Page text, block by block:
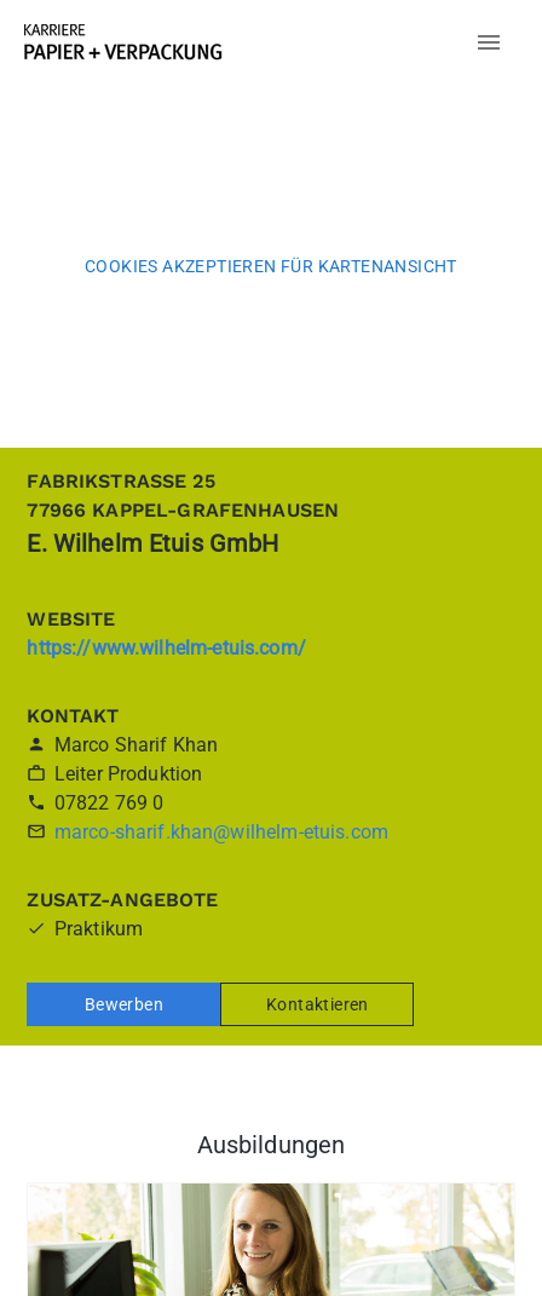
COOKIES AKZEPTIEREN FÜR KARTENANSICHT
FABRIKSTRASSE 25
77966 KAPPEL-GRAFENHAUSEN
E. Wilhelm Etuis GmbH
WEBSITE
https://www.wilhelm-etuis.com/
KONTAKT
Marco Sharif Khan
Leiter Produktion
07822 769 0
marco-sharif.khan@wilhelm-etuis.com
ZUSATZ-ANGEBOTE
Praktikum
Bewerben Kontaktieren
Ausbildungen